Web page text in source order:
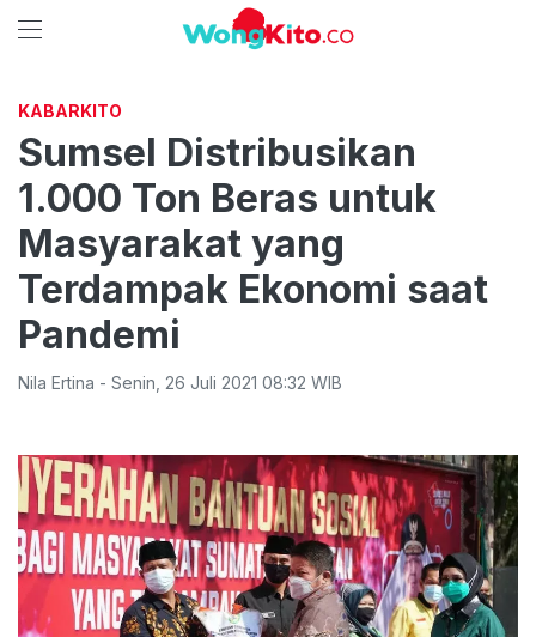
KABARKITO
Sumsel Distribusikan
1.000 Ton Beras untuk
Masyarakat yang
Terdampak Ekonomi saat
Pandemi
Nila Ertina - Senin 26 Juli 2021 08:32 WIB